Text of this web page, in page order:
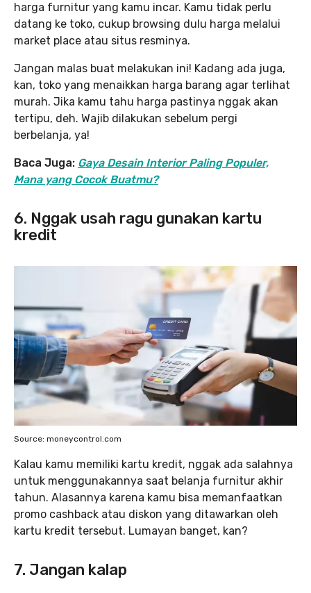
harga furnitur yang kamu incar. Kamu tidak perlu
datang ke toko, cukup browsing dulu harga melalui
market place atau situs resminya.
Jangan malas buat melakukan ini! Kadang ada juga,
kan, toko yang menaikkan harga barang agar terlihat
murah. Jika kamu tahu harga pastinya nggak akan
tertipu, deh. Wajib dilakukan sebelum pergi
berbelanja, ya!
Baca Juga: Gaya Desain Interior Paling Populer,
Mana yang Cocok Buatmu?
6. Nggak usah ragu gunakan kartu
kredit
Source: moneycontrol.com
Kalau kamu memiliki kartu kredit, nggak ada salahnya
untuk menggunakannya saat belanja furnitur akhir
tahun. Alasannya karena kamu bisa memanfaatkan
promo cashback atau diskon yang ditawarkan oleh
kartu kredit tersebut. Lumayan banget, kan?
7. Jangan kalap